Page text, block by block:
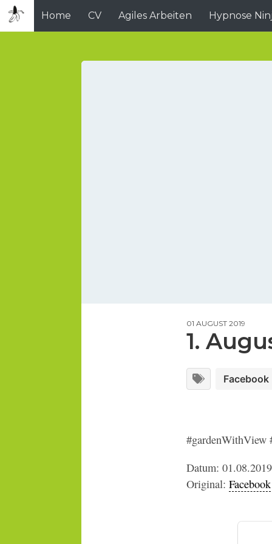
Home CV Agiles Arbeiten Hypnose
01 AUGUST 2019
1.
Facebook
#gardenWithView
Datum:
Original: Facebook